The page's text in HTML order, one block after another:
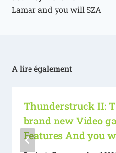
Lamar and you will SZA
A lire également
Thunderstruck II:
brand new Video
Features And you